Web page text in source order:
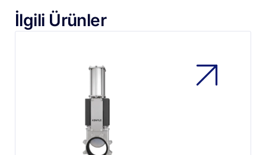
İlgili Ürünler